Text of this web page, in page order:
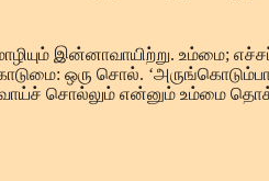
இன்னாவாயிற்று. உம்மை;
ஒரு சொல்.
வாய்ச் சொல்லும் என்னும் உம்மை